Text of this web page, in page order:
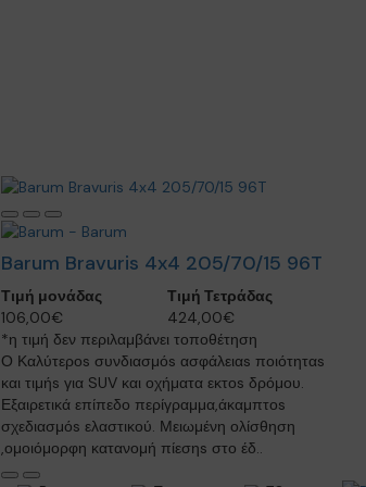
Barum Bravuris 4x4 205/70/15 96T
Τιμή μονάδας
Τιμή Τετράδας
106,00€
424,00€
*η τιμή δεν περιλαμβάνει τοποθέτηση
Ο Καλύτεροs συνδιασμόs ασφάλειαs ποιότηταs
και τιμήs για SUV και οχήματα εκτοs δρόμου.
Εξαιρετικά επίπεδο περίγραμμα,άκαμπτοs
σχεδιασμόs ελαστικού. Μειωμένη ολίσθηση
,ομοιόμορφη κατανομή πίεσηs στο έδ..